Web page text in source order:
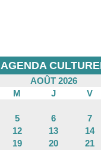
AGENDA
AOÛT 2026
M J V
5 6 7
12 13 14
19 20 21